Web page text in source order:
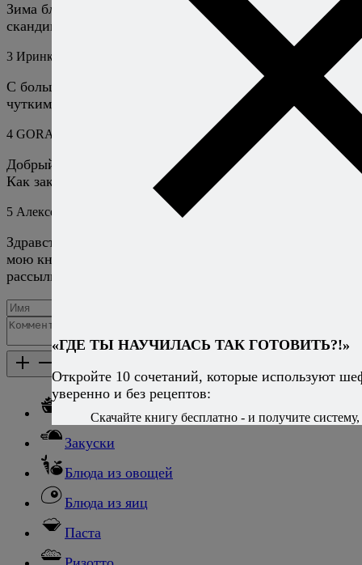
Зима близко! Скоро будем готовить что-то
скандинавское. :)
3 Иринка
С большим удовольствием!!!Тем более под Вашим
чутким руководством:))
4 GORAN
Добрый день!
Как заказат эту книгу?
5 Алексей Онегин 26 марта 2018Ответить
Здравствуйте! О какой книге идёт речь? Если вы про
мою книгу, то её можно получить, подписавшись на
рассылку сайта.
Добавить комментарий
Каталог рецептов Каталог рецептов
Салаты
Закуски
Блюда из овощей
Блюда из яиц
Паста
«ГДЕ ТЫ НАУЧИЛАСЬ ТАК ГОТОВИТЬ?!»
Откройте 10 сочетаний, которые используют
уверенно и без рецептов:
Скачайте книгу бесплатно - и получите систему,